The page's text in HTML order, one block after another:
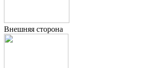
Внешняя сторона